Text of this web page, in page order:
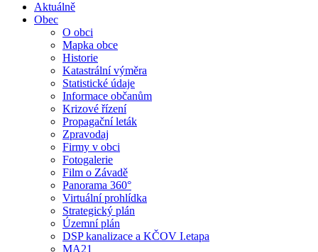
Aktuálně
Obec
O obci
Mapka obce
Historie
Katastrální výměra
Statistické údaje
Informace občanům
Krizové řízení
Propagační leták
Zpravodaj
Firmy v obci
Fotogalerie
Film o Závadě
Panorama 360°
Virtuální prohlídka
Strategický plán
Územní plán
DSP kanalizace a KČOV I.etapa
MA21